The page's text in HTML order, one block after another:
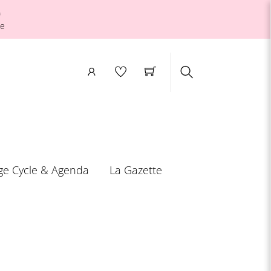
Cycle & Agenda La Gazette